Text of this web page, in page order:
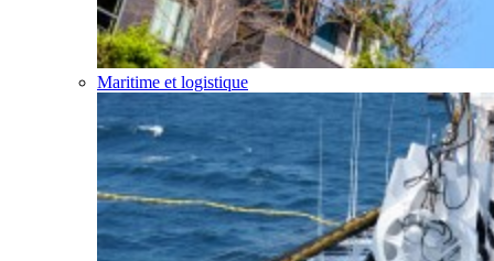
Maritime et logistique